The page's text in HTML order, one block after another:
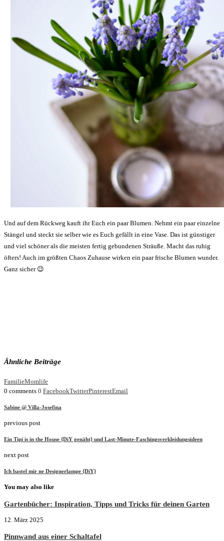
Und auf dem Rückweg kauft ihr Euch ein paar Blumen. Nehmt ein paar einzelne
Stängel und steckt sie selber wie es Euch gefällt in eine Vase. Das ist günstiger
und viel schöner als die meisten fertig gebundenen Sträuße. Macht das ruhig
öfters! Auch im größten Chaos Zuhause wirken ein paar frische Blumen wunder.
Ganz sicher 😉
Ähnliche Beiträge
FamilieMomlife
0 comments 0 FacebookTwitterPinterestEmail
Sabine @ Villa-Josefina
previous post
Ein Tipi is in the House {DiY genäht} und Last-Minute-Faschingsverkleidungsideen
next post
Ich bastel mir ne Designerlampe {DiY}
You may also like
Gartenbücher: Inspiration, Tipps und Tricks für deinen Garten
12. März 2025
Pinnwand aus einer Schaltafel